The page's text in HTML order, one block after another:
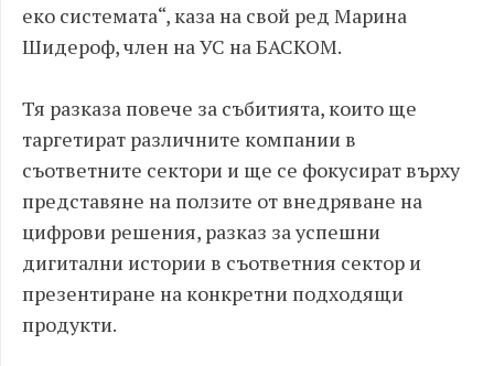
еко системата“, каза на свой ред Марина
Шидероф, член на УС на БАСКОМ.
Тя разказа повече за събитията, които ще
таргетират различните компании в
съответните сектори и ще се фокусират върху
представяне на ползите от внедряване на
цифрови решения, разказ за успешни
дигитални истории в съответния сектор и
презентиране на конкретни подходящи
продукти.